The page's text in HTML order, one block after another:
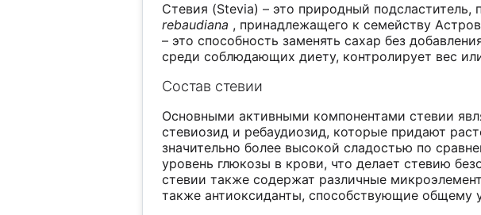
Стевия (Stevia) – это природный
rebaudiana , принадлежащего к семейству
– это способность заменять сахар без
среди соблюдающих диету, контролирует вес
Состав стевии
Основными активными компонентами стевии
стевиозид и ребаудиозид, которые придают
значительно более высокой сладостью по
уровень глюкозы в крови, что делает стевию
стевии также содержат различные
также антиоксиданты, способствующие общему